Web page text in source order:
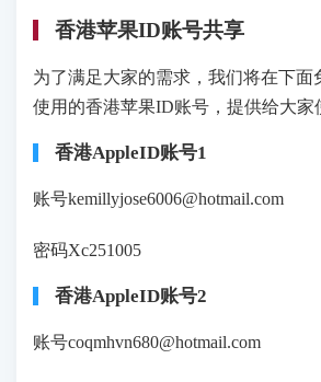
香港苹果ID账号共享
为了满足大家的需求，我们将在下面
使用的香港苹果ID账号，提供给大家
香港AppleID账号1
账号kemillyjose6006@hotmail.com
密码Xc251005
香港AppleID账号2
账号coqmhvn680@hotmail.com